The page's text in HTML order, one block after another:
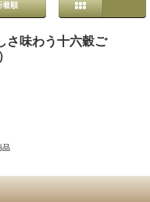
着順
味わう十六穀ご
品